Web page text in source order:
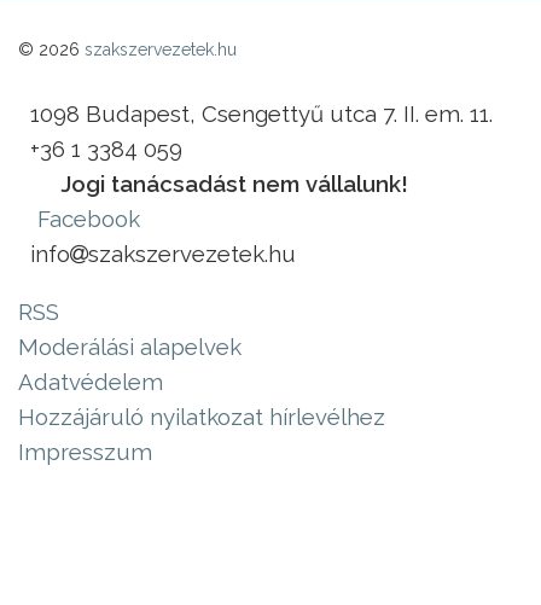
© 2026 szakszervezetek.hu
1098 Budapest, Csengettyű utca 7. II. em. 11.
+36 1 3384 059
Jogi tanácsadást nem vállalunk!
Facebook
info
szakszervezetek.hu
RSS
Moderálási alapelvek
Adatvédelem
Hozzájáruló nyilatkozat hírlevélhez
Impresszum